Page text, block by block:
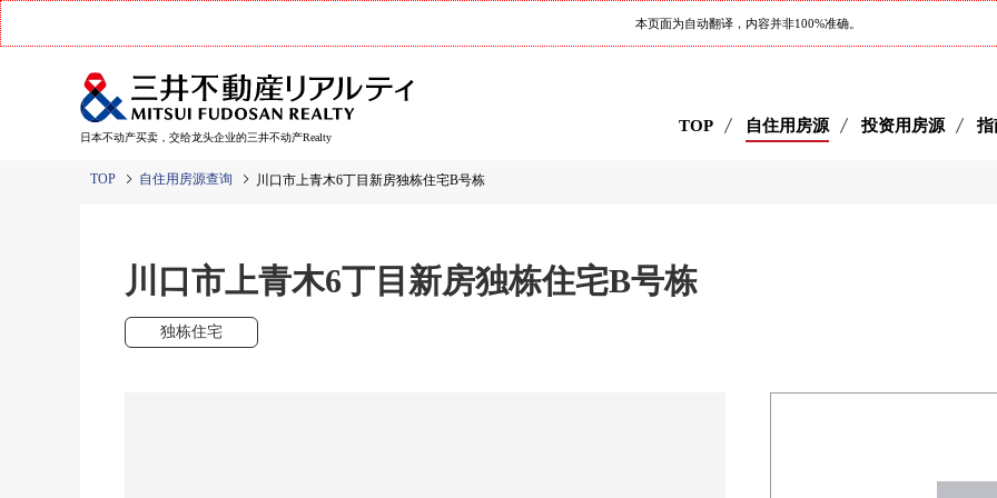
本页面为自动翻译，内容并非100%准确。
日本不动产买卖，交给龙头企业的三井不动产Realty
TOP 自住用房源 投资用房源 指
TOP 自住用房源查询 川口市上青木6丁目新房独栋住宅B号栋
川口市上青木6丁目新房独栋住宅B号栋
独栋住宅